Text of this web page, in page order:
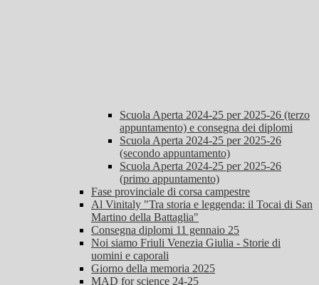
Scuola Aperta 2024-25 per 2025-26 (terzo
appuntamento) e consegna dei diplomi
Scuola Aperta 2024-25 per 2025-26
(secondo appuntamento)
Scuola Aperta 2024-25 per 2025-26
(primo appuntamento)
Fase provinciale di corsa campestre
Al Vinitaly "Tra storia e leggenda: il Tocai di San
Martino della Battaglia"
Consegna diplomi 11 gennaio 25
Noi siamo Friuli Venezia Giulia - Storie di
uomini e caporali
Giorno della memoria 2025
MAD for science 24-25